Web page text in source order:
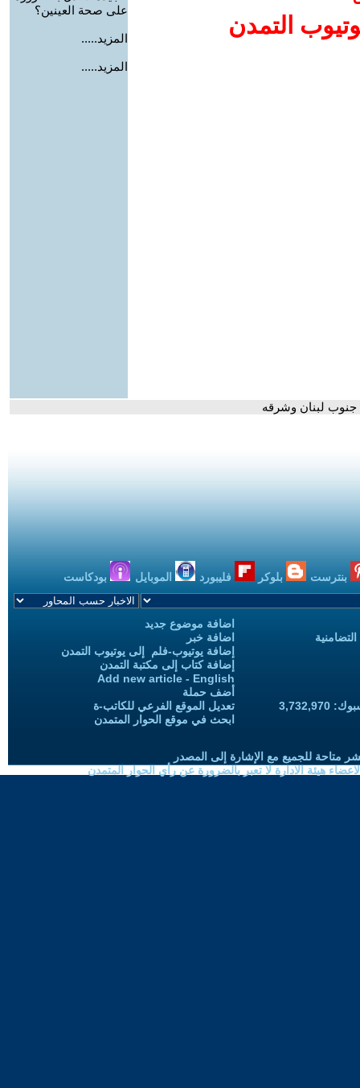
التمدن
على صحة العينين؟
المزيد.....
المزيد.....
بنترست بلوكر فليبورد الموبايل بودكاست
اضافة موضوع جديد
اضافة خبر
إضافة يوتيوب-فلم إلى يوتيوب التمدن
إضافة كتاب إلى مكتبة التمدن
Add new article - English
أضف حملة
تعديل الموقع الفرعي للكاتب-ة
ابحث في موقع الحوار المتمدن
متاحة للجميع مع الإشارة إلى المصدر
هيئة الادارة لا تعبر بالضرورة عن رأي الحوار المتمدن